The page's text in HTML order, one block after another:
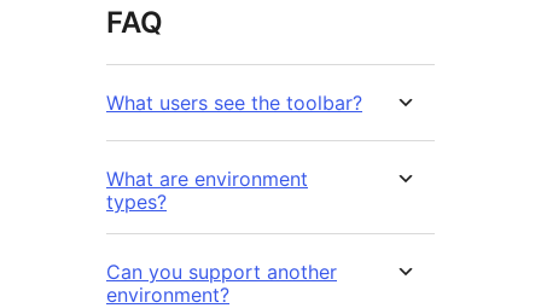
FAQ
What users see the toolbar?
What are environment
types?
Can you support another
environment?